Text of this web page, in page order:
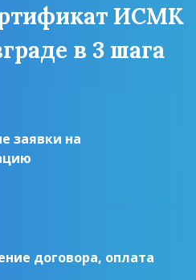
ИСМК
в 3 шага
заявки на
договора, оплата